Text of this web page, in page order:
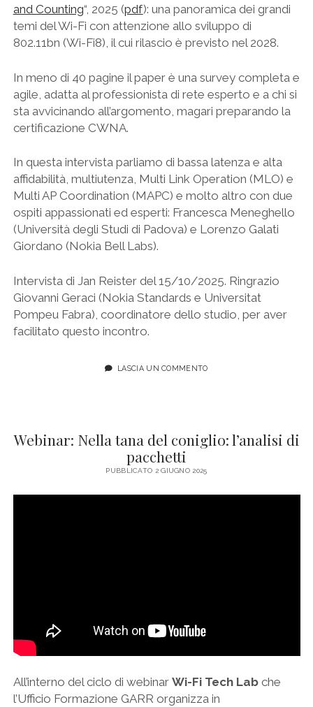
and Counting“, 2025 (pdf): una panoramica dei grandi
temi del Wi-Fi con attenzione allo sviluppo di
802.11bn (Wi-Fi8), il cui rilascio è previsto nel 2028.
In meno di 40 pagine il paper è una survey completa e
agile, adatta al professionista di rete esperto e a chi si
sta avvicinando all’argomento, magari preparando la
certificazione CWNA.
In questa intervista parliamo di bassa latenza e alta
affidabilità, multiutenza, Multi Link Operation (MLO) e
Multi AP Coordination (MAPC) e molto altro con due
ospiti appassionati ed esperti: Francesca Meneghello
(Università degli Studi di Padova) e Lorenzo Galati
Giordano (Nokia Bell Labs).
Intervista di Jan Reister del 15/10/2025. Ringrazio
Giovanni Geraci (Nokia Standards e Universitat
Pompeu Fabra), coordinatore dello studio, per aver
facilitato questo incontro.
LASCIA UN COMMENTO
Webinar: Nella tana del coniglio: l’analisi di
pacchetti
PUBBLICATO 2 GIUGNO 2025
All’interno del ciclo di webinar Wi-Fi Tech Labche
l’Ufficio Formazione GARR organizza in